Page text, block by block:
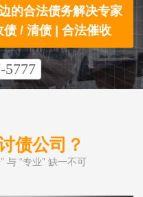
的合法债务解决专家
/ 清债 | 合法催收
5777
债公司？
与 “专业” 缺一不可